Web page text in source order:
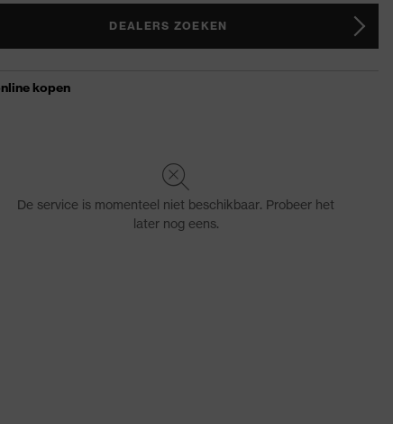
DEALERS ZOEKEN